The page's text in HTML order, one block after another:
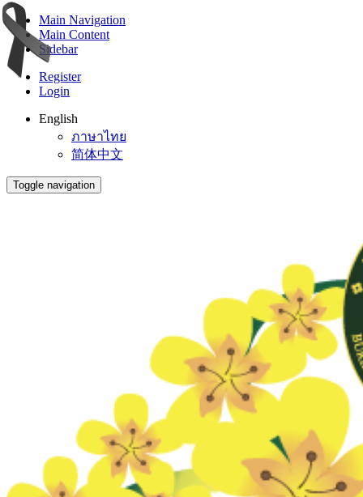
Main Navigation
Main Content
Sidebar
Register
Login
English
ภาษาไทย
简体中文
Toggle navigation